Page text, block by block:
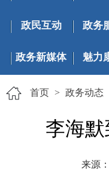
政民互动 政务
政务新媒体 魅力
首页 > 政务动态
李海
来源